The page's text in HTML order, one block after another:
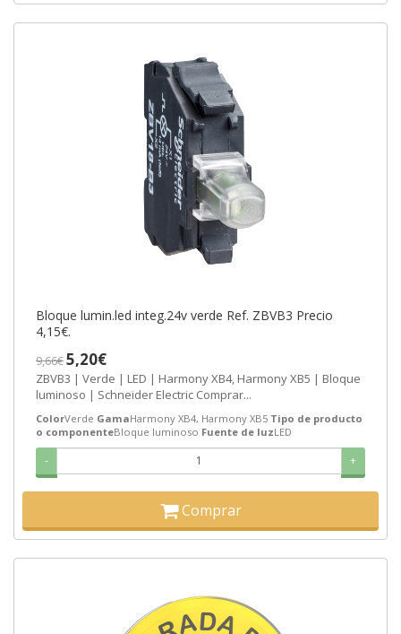
Bloque lumin.led integ.24v verde Ref. ZBVB3 Precio
4,15€.
9,66€5,20€
ZBVB3 | Verde | LED | Harmony XB4, Harmony XB5 | Bloque
luminoso | Schneider Electric Comprar...
ColorVerde GamaHarmony XB4, Harmony XB5 Tipo de producto
o componenteBloque luminoso Fuente de luzLED
- +
Comprar